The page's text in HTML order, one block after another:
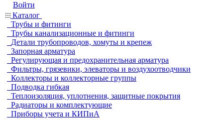
Войти
Каталог
Трубы и фитинги
Трубы канализационные и фитинги
Детали трубопроводов, хомуты и крепеж
Запорная арматура
Регулирующая и предохранительная арматура
Фильтры, грязевики, элеваторы и воздухоотводчики
Коллекторы и коллекторные группы
Подводка гибкая
Теплоизоляция, уплотнения, защитные покрытия
Радиаторы и комплектующие
Приборы учета и КИПиА